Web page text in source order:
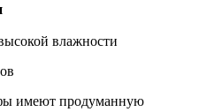
влажности
имеют продуманную